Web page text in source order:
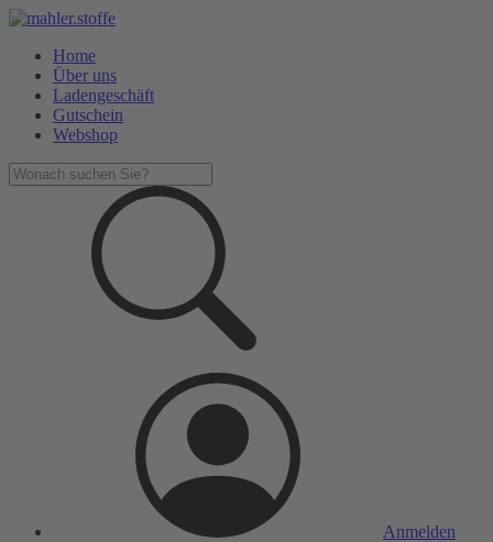
Home
Über uns
Ladengeschäft
Gutschein
Webshop
Anmelden